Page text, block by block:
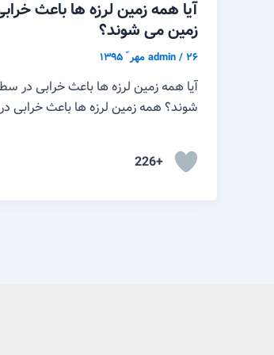
آیا همه زمین لرزه ها باعث
زمین می شوند؟
admin/۲۶ مهر ّ ۱۳۹۵
آیا همه زمین لرزه ها باعث خرابی در
شوند؟ همه زمین لرزه ها باعث خرابی
+226